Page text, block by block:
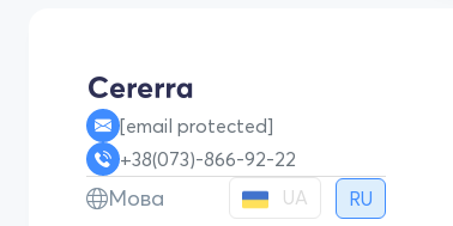
[email protected]
+38(073)-866-92-22
Мова UA RU